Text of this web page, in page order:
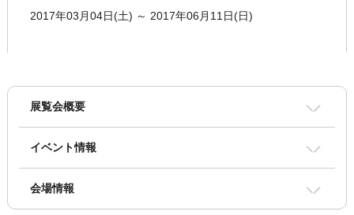
2017年03月04日(土) ～ 2017年06月11日(日)
展覧会概要
イベント情報
会場情報